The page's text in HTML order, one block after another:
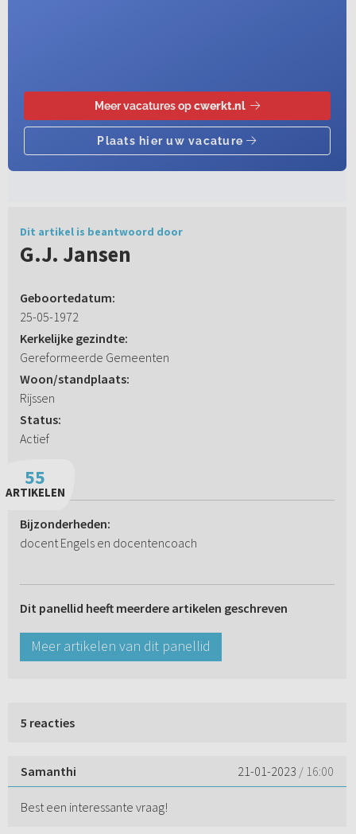
Dit artikel is beantwoord door
G.J. Jansen
Geboortedatum:
25-05-1972
Kerkelijke gezindte:
Gereformeerde Gemeenten
Woon/standplaats:
Rijssen
Status:
Actief
55
ARTIKELEN
Bijzonderheden:
docent Engels en docentencoach
Dit panellid heeft meerdere artikelen geschreven
Meer artikelen van dit panellid
5 reacties
Samanthi 21-01-2023 / 16:00
Best een interessante vraag!